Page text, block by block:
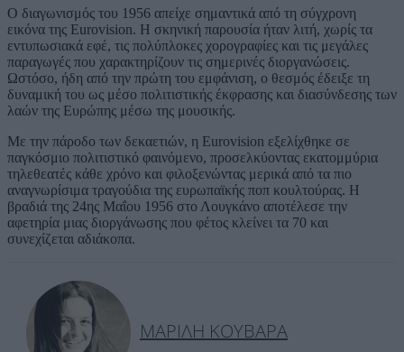
Ο διαγωνισμός του 1956 απείχε σημαντικά από τη σύγχρονη
εικόνα της Eurovision. Η σκηνική παρουσία ήταν λιτή, χωρίς τα
εντυπωσιακά εφέ, τις πολύπλοκες χορογραφίες και τις μεγάλες
παραγωγές που χαρακτηρίζουν τις σημερινές διοργανώσεις.
Ωστόσο, ήδη από την πρώτη του εμφάνιση, ο θεσμός έδειξε τη
δυναμική του ως μέσο πολιτιστικής έκφρασης και διασύνδεσης των
λαών της Ευρώπης μέσω της μουσικής.
Με την πάροδο των δεκαετιών, η Eurovision εξελίχθηκε σε
παγκόσμιο πολιτιστικό φαινόμενο, προσελκύοντας εκατομμύρια
τηλεθεατές κάθε χρόνο και φιλοξενώντας μερικά από τα πιο
αναγνωρίσιμα τραγούδια της ευρωπαϊκής ποπ κουλτούρας. Η
βραδιά της 24ης Μαΐου 1956 στο Λουγκάνο αποτέλεσε την
αφετηρία μιας διοργάνωσης που φέτος κλείνει τα 70 και
συνεχίζεται αδιάκοπα.
ΜΑΡΊΛΗ ΚΟΥΒΑΡΆ